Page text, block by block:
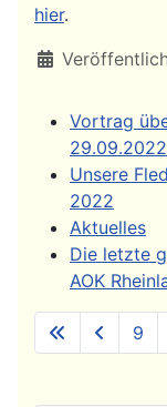
hier.
Details
Vortrag
29.09.2022
Unsere
2022
Aktuelles
Die letzte
AOK
9